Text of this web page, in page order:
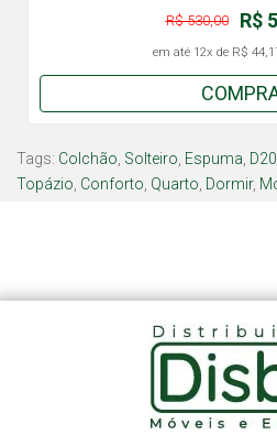
R$
R$ 530,00
em até 12x de R$
Tags: Colchão Solteiro Espuma D20
Topázio Conforto Quarto Dormir,